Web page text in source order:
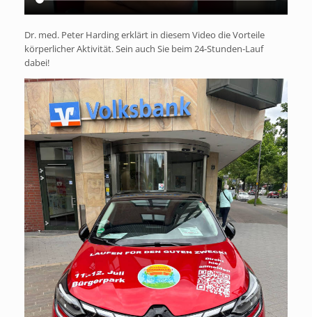
Dr. med. Peter Harding erklärt in diesem Video die Vorteile
körperlicher Aktivität. Sein auch Sie beim 24-Stunden-Lauf
dabei!